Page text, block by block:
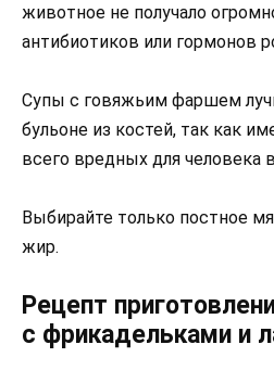
животное не получало
антибиотиков или гормонов
Супы с говяжьим фаршем
бульоне из костей, так как
всего вредных для человека
Выбирайте только постное
жир.
Рецепт
с фрикадельками и